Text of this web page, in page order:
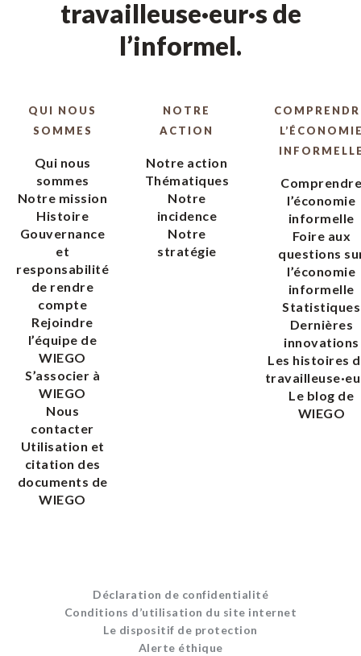
travailleuse·eur·s de
l’informel.
QUI NOUS
SOMMES
Qui nous
sommes
Notre mission
Histoire
Gouvernance
et
responsabilité
de rendre
compte
Rejoindre
l’équipe de
WIEGO
S’associer à
WIEGO
Nous
contacter
Utilisation et
citation des
documents de
WIEGO
NOTRE
ACTION
Notre action
Thématiques
Notre
incidence
Notre
stratégie
l’économie
informelle
Foire aux
questions
l’économie
informelle
Statistiques
Dernières
innovations
Les histoires
Le blog de
WIEGO
Déclaration de confidentialité
Conditions d’utilisation du site internet
Le dispositif de protection
Alerte éthique